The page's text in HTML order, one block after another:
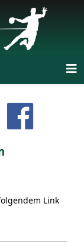
Link